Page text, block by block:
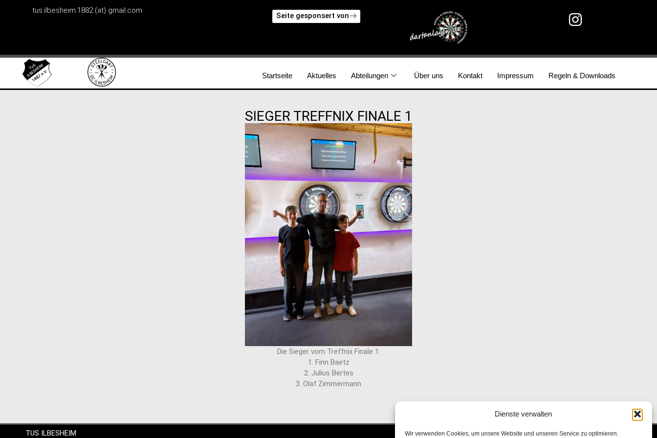
Dienste verwalten
Wir verwenden Cookies, um unsere Website und unseren Service zu optimieren.
Skip to content
tus.ilbesheim.1882 (at) gmail.com
Seite gesponsert von
Startseite Aktuelles Abteilungen Über uns Kontakt Impressum Regeln & Downloads
SIEGER TREFFNIX FINALE 1
Die Sieger vom Treffnix Finale 1:
1. Finn Baetz
2. Julius Bertes
3. Olaf Zimmermann
TUS ILBESHEIM